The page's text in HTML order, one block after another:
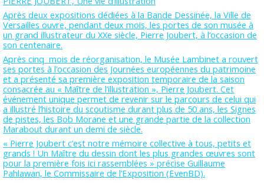
Après deux expositions dédiées à la Bande Dessinée, la Ville de
Versailles ouvre, pendant deux mois, les portes de son musée à
un grand illustrateur du XXe siècle, Pierre Joubert, à l’occasion de
son centenaire.
Après cinq mois de réorganisation, le Musée Lambinet a rouvert
ses portes à l’occasion des Journées européennes du patrimoine
et a présenté sa première exposition temporaire de la saison
consacrée au « Maître de l’illustration », Pierre Joubert. Cet
événement unique permet de revenir sur le parcours de celui qui
a illustré l’histoire du scoutisme durant plus de 50 ans, les Signes
de pistes, les Bob Morane et une grande partie de la collection
Marabout durant un demi de siècle.
« Pierre Joubert c’est notre mémoire collective à tous, petits et
grands ! Un Maître du dessin dont les plus grandes œuvres sont
pour la première fois ici rassemblées » précise Guillaume
Pahlawan, le Commissaire de l’Exposition (EvenBD).